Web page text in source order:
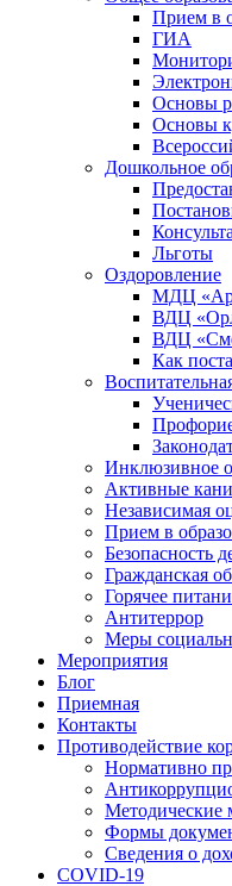
Прием в
ГИА
Основы
Основы
Дошкольное
Льготы
Оздоровление
МДЦ
ВДЦ
ВДЦ
Как
Инклюзивное
Активные
Независимая
Прием в
Безопасность
Гражданская
Горячее
Антитеррор
Меры
Мероприятия
Блог
Приемная
Контакты
Противодействие
Нормативно
Методические
Формы
Сведения о
COVID-19